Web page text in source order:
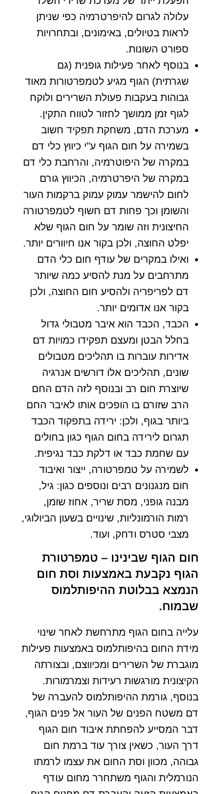
עלולה לגרום להיפרטרמיה כפי שניתן
לראות בטיולים, באימונים, ובתחרויות
ספורט השונות.
בנוסף לאחר פעילות גופנית (גם
שגרתית) הגוף מגיע לטמפרטורות מאוד
גבוהות בעקבות פעולת השרירים ולוקח
לגוף זמן ממושך לחזור לטווח התקין.
מערכת הדם, משחקת תפקיד חשוב
בשמירה על חום הגוף ע"י כיווץ כלי דם
במקרה של היפוטרמיה, והרחבת כלי דם
במקרה של היפרטרמיה, הכיווץ גורם
לחום להישמר עמוק עמוק ברקמות העור
והשומן וכך פחות דם חשוף לטמפרטורה
החיצונית וזה שומר על חום הגוף שלא
יפלט החוצה, ולכן בקור אנו חיוורים יותר.
ואילו במקרים של עודף חום כלי הדם
מתרחבים על מנת להסיע כמה שיותר
דם לפריפריה ולהסיע חום החוצה, ולכן
בקור אנו אדומים יותר.
הכבד, הכבד הוא איבר מטבולי גדול
בחלל הבטן ומעצם תפקידו כמויות דם
אדירות עוברות בו תהליכים מטבולים
שונים, תהליכים אלו דורשים אנרגיה
שיוצרת חום רב ובנוסף לזה הדם החם
הרב שזורם בו הופכים אותו לאיבר החם
ביותר בגוף, ולכן: ירידה בתפקוד הכבד
תגרום לירידה בחום הגוף כגון בחולים
עם שחמת כבד או דלקת כבד נגיפית.
לשמירה על טמפרטורה, ייצור ואיבוד
חום מנגנונים רבים ונוספים כגון: גיל,
מבנה גופני, מסת שריר, אחוז שומן,
רמות הורמונליות, שינויים בשעון הביולוגי,
מצבי סטרס ודחק, ועוד.
חום הגוף שבינינו – טמפרטורת
הגוף נקבעת באמצעות וסת חום
הנמצא בבלוטת ההיפותלמוס
שבמוח.
עלייה בחום הגוף מתרחשת לאחר שינוי
מידת החום בהיפותלמוס באמצעות פעילות
מוגברת של השרירים ומכיווצם, ובצורתה
הקיצונית מורגשות רעידות וצמרמורות.
בנוסף, גורמת ההיפותלמוס להעברה של
דם משטח הפנים של העור אל פנים הגוף,
דבר המסייע להפחתת איבוד חום הגוף
דרך העור, כשאין צורך עוד ברמת חום
גבוהה, מכוון וסת החום את עצמו לרמתו
הנורמלית והגוף משתחרר מחום עודף